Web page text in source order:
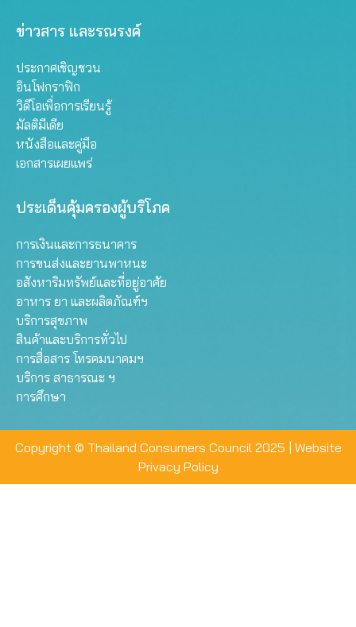
ข่าวสาร และรณรงค์
ประกาศเชิญชวน
อินโฟกราฟิก
วิดีโอเพื่อการเรียนรู้
มัลติมีเดีย
หนังสือและคู่มือ
เอกสารเผยแพร่
ประเด็นคุ้มครองผู้บริโภค
การเงินและการธนาคาร
การขนส่งและยานพาหนะ
อสังหาริมทรัพย์และที่อยู่อาศัย
อาหาร ยา และผลิตภัณฑ์ฯ
บริการสุขภาพ
สินค้าและบริการทั่วไป
การสื่อสาร โทรคมนาคมฯ
บริการ สาธารณะ ฯ
การศึกษา
Copyright © Thailand Consumers Council 2025 | Website
Privacy Policy